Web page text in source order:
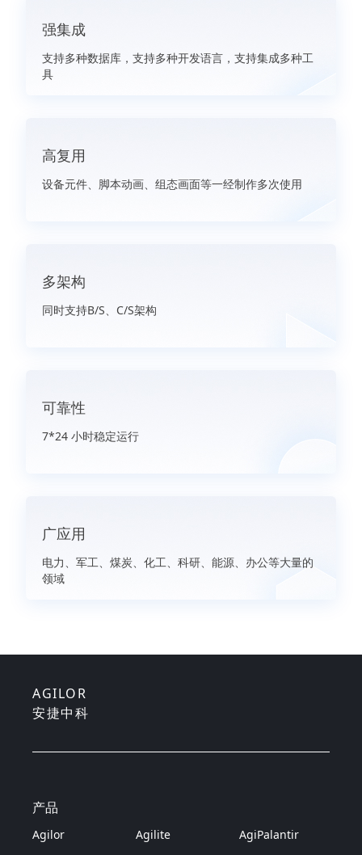
强集成
支持多种数据库，支持多种开发语言，支持集成多种工
具
高复用
设备元件、脚本动画、组态画面等一经制作多次使用
多架构
同时支持B/S、C/S架构
可靠性
7*24 小时稳定运行
广应用
电力、军工、煤炭、化工、科研、能源、办公等大量的
领域
AGILOR
安捷中科
产品
Agilor Agilite AgiPalantir